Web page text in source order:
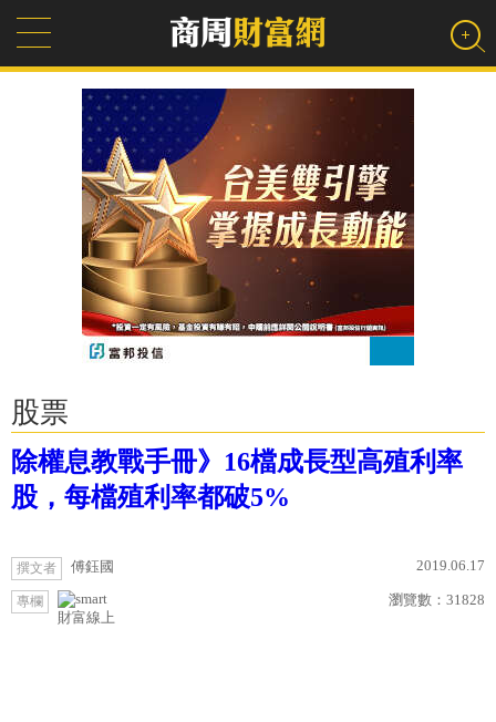
股票
除權息教戰手冊》16檔成長型高殖利率
股，每檔殖利率都破5%
撰文者 傅鈺國 2019.06.17
專欄
財富線上
瀏覽數： 31828